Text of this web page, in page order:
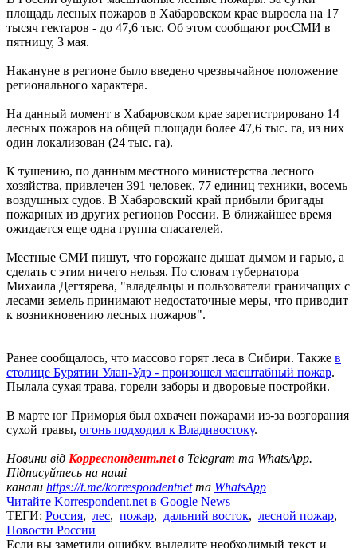
площадь лесных пожаров в Хабаровском крае выросла на 17
тысяч гектаров - до 47,6 тыс. Об этом сообщают росСМИ в
пятницу, 3 мая.
Накануне в регионе было введено чрезвычайное положение
регионального характера.
На данный момент в Хабаровском крае зарегистрировано 14
лесных пожаров на общей площади более 47,6 тыс. га, из них
один локализован (24 тыс. га).
К тушению, по данным местного министерства лесного
хозяйства, привлечен 391 человек, 77 единиц техники, восемь
воздушных судов. В Хабаровский край прибыли бригады
пожарных из других регионов России. В ближайшее время
ожидается еще одна группа спасателей.
Местные СМИ пишут, что горожане дышат дымом и гарью, а
сделать с этим ничего нельзя. По словам губернатора
Михаила Дегтярева, "владельцы и пользователи граничащих с
лесами земель принимают недостаточные меры, что приводит
к возникновению лесных пожаров".
Ранее сообщалось, что массово горят леса в Сибири. Также в
столице Бурятии Улан-Удэ - произошел масштабный пожар.
Пылала сухая трава, горели заборы и дворовые постройки.
В марте юг Приморья был охвачен пожарами из-за возгорания
сухой травы, огонь подходил к Владивостоку.
Новини від Корреспондент.netв Telegram та WhatsApp.
Підписуйтесь на наші
канали https://t.me/korrespondentnetта WhatsApp
Читайте Korrespondent.net в Google News
ТЕГИ: Россия, лес, пожар, дальний восток, лесной пожар,
Новости России
Если вы заметили ошибку, выделите необходимый текст и